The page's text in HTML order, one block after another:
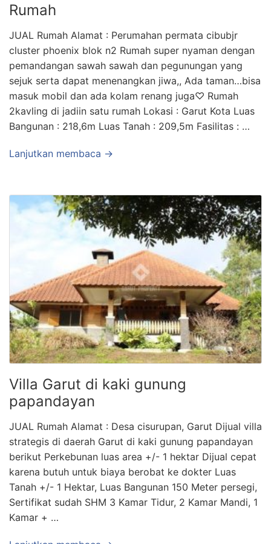
Rumah
JUAL Rumah Alamat : Perumahan permata cibubjr
cluster phoenix blok n2 Rumah super nyaman dengan
pemandangan sawah sawah dan pegunungan yang
sejuk serta dapat menenangkan jiwa,, Ada taman…bisa
masuk mobil dan ada kolam renang juga♡ Rumah
2kavling di jadiin satu rumah Lokasi : Garut Kota Luas
Bangunan : 218,6m Luas Tanah : 209,5m Fasilitas : …
Lanjutkan membaca →
Villa Garut di kaki gunung
papandayan
JUAL Rumah Alamat : Desa cisurupan, Garut Dijual villa
strategis di daerah Garut di kaki gunung papandayan
berikut Perkebunan luas area +/- 1 hektar Dijual cepat
karena butuh untuk biaya berobat ke dokter Luas
Tanah +/- 1 Hektar, Luas Bangunan 150 Meter persegi,
Sertifikat sudah SHM 3 Kamar Tidur, 2 Kamar Mandi, 1
Kamar + …